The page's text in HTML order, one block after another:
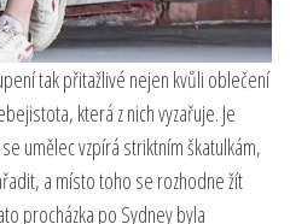
tak přitažlivé nejen kvůli oblečení
která z nich vyzařuje. Je
umělec vzpírá striktním škatulkám,
a místo toho se rozhodne žít
procházka po Sydney byla